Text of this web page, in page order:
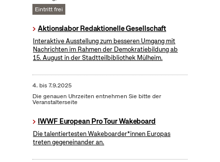
Eintritt frei
Aktionslabor Redaktionelle Gesellschaft
Interaktive Ausstellung zum besseren Umgang mit
Nachrichten im Rahmen der Demokratiebildung ab
15. August in der Stadtteilbibliothek Mülheim.
4. bis7.9.2025
Die genauen Uhrzeiten entnehmen Sie bitte der
Veranstalterseite
IWWF European Pro Tour Wakeboard
Die talentiertesten Wakeboarder*innen Europas
treten gegeneinander an.